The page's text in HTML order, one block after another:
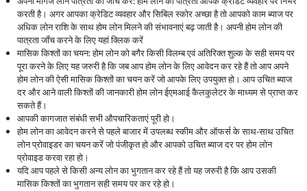
करती है। अगर आपका क्रेडिट व्यवहार और सिबिल स्कोर अच्छा है तो आपको काम ब्याज पर
अधिक लोन राशि के साथ होम लोन मिलने की संभावनाएं बढ़ जाती है। अपनी होम लोन की
पात्रता जाँच करने के लिए यहां क्लिक करें
मासिक किश्तों का चयन: होम लोन को बगैर किसी विलम्ब एवं अतिरिक्त शुल्क के सही समय पर
पूरा करने के लिए यह जरुरी है कि जब आप होम लोन के लिए आवेदन कर रहे हैं तो आप अपने
होम लोन की ऐसी मासिक किश्तों का चयन करें जो आपके लिए उपयुक्त हो। आप उचित ब्याज
दर और आने वाली किश्तों की जानकारी होम लोन ईएमआई कैलकुलेटर के माध्यम से प्राप्त कर
सकते हैं।
आपकी कागजात संबंधी सभी औपचारिकताएं पूरी हो।
होम लोन का आवेदन करने से पहले बाजार में उपलब्ध स्कीम और ऑफर्स के साथ-साथ उचित
लोन प्रोवाइडर का चयन करें जो पंजीकृत हो और आपको उचित ब्याज दर पर होम लोन
प्रोवाइड करवा रहा हो।
यदि आप पहले से किसी अन्य लोन का भुगतान कर रहे हैं तो यह जरुरी है कि आप उसकी
मासिक किश्तों का भुगतान सही समय पर कर रहे हो।